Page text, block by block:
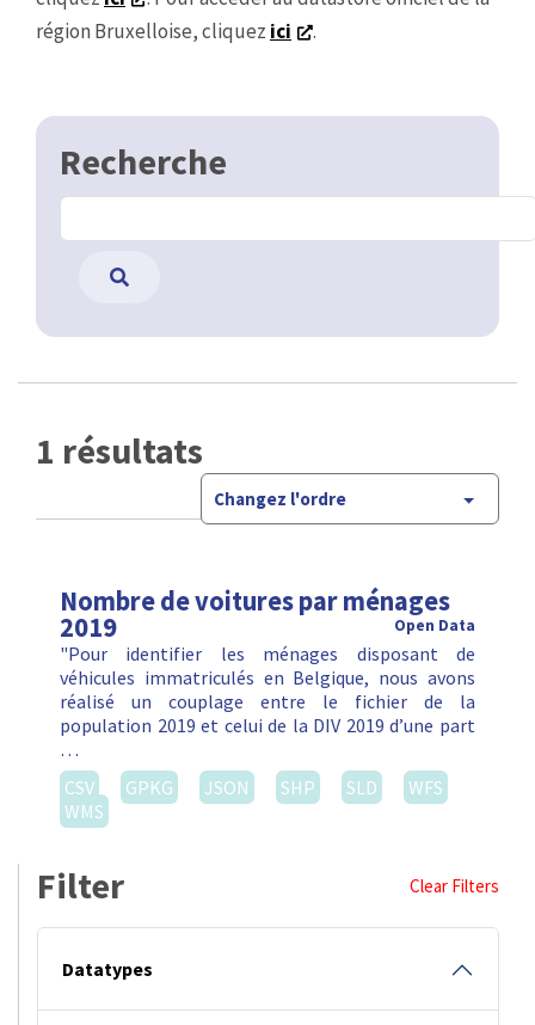
région Bruxelloise, cliquez ici .
Recherche
1 résultats
Changez l'ordre
Nombre de voitures par ménages
2019 Open Data
"Pour identifier les ménages disposant de
véhicules immatriculés en Belgique, nous avons
réalisé un couplage entre le fichier de la
population 2019 et celui de la DIV 2019 d’une part
…
CSV
GPKG JSON SHP SLD
WFS
WMS
Filter Clear Filters
Datatypes